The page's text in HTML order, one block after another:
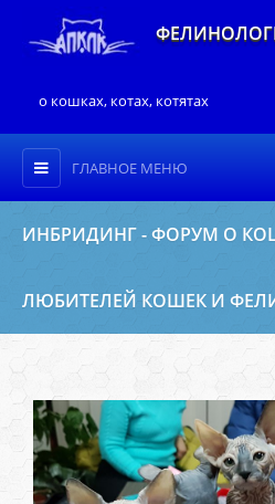
о кошках, котах, котятах
ГЛАВНОЕ МЕНЮ
ИНБРИДИНГ - ФОРУМ О
ЛЮБИТЕЛЕЙ КОШЕК И